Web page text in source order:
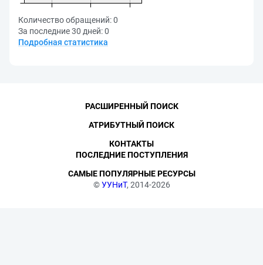
Количество обращений:0
За последние 30 дней:0
Подробная статистика
©УУНиТ, 2014-2026
РАСШИРЕННЫЙ ПОИСК
АТРИБУТНЫЙ ПОИСК
КОНТАКТЫ
ПОСЛЕДНИЕ ПОСТУПЛЕНИЯ
САМЫЕ ПОПУЛЯРНЫЕ РЕСУРСЫ